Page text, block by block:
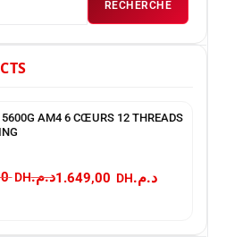
RECHERCHE
5600G AM4 6 CŒURS 12 THREADS
د.م. 1.949,00 د.م.